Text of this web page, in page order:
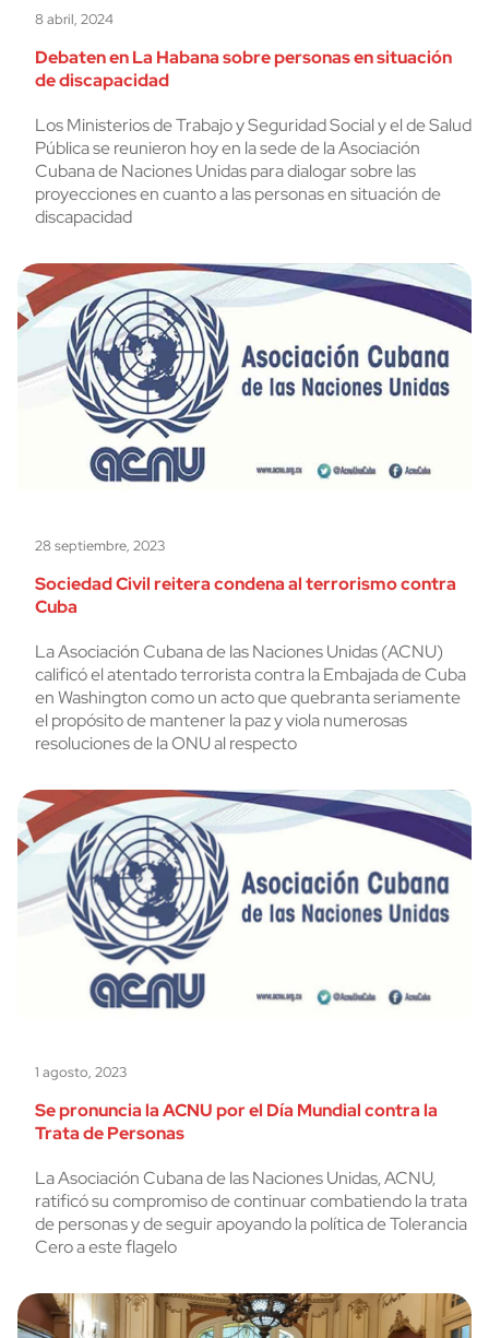
8 abril, 2024
Debaten en La Habana sobre personas en situación
de discapacidad
Los Ministerios de Trabajo y Seguridad Social y el de Salud
Pública se reunieron hoy en la sede de la Asociación
Cubana de Naciones Unidas para dialogar sobre las
proyecciones en cuanto a las personas en situación de
discapacidad
28 septiembre, 2023
Sociedad Civil reitera condena al terrorismo contra
Cuba
La Asociación Cubana de las Naciones Unidas (ACNU)
calificó el atentado terrorista contra la Embajada de Cuba
en Washington como un acto que quebranta seriamente
el propósito de mantener la paz y viola numerosas
resoluciones de la ONU al respecto
1 agosto, 2023
Se pronuncia la ACNU por el Día Mundial contra la
Trata de Personas
La Asociación Cubana de las Naciones Unidas, ACNU,
ratificó su compromiso de continuar combatiendo la trata
de personas y de seguir apoyando la política de Tolerancia
Cero a este flagelo